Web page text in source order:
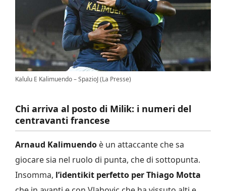
Kalulu E Kalimuendo – SpazioJ (La Presse)
Chi arriva al posto di Milik: i numeri del
centravanti francese
Arnaud Kalimuendo è un attaccante che sa
giocare sia nel ruolo di punta, che di sottopunta.
Insomma, l’identikit perfetto per Thiago Motta